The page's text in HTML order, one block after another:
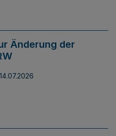
Änderung der
14.07.2026